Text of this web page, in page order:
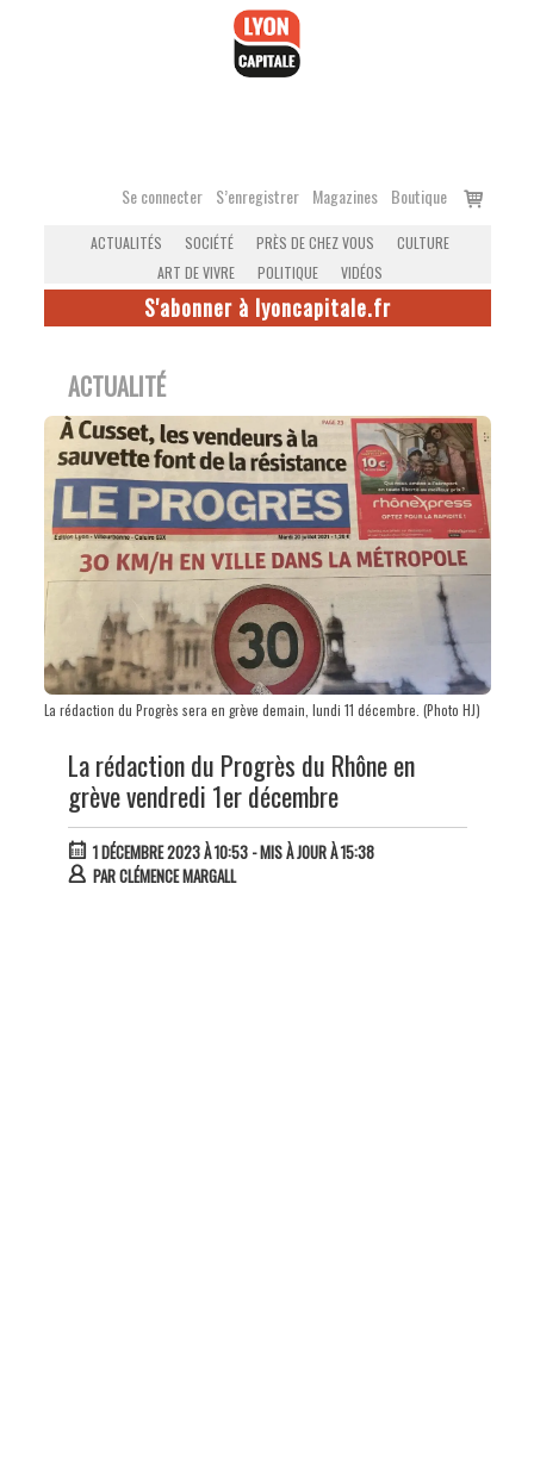
Se connecter S’enregistrer Magazines Boutique
Voir
ACTUALITÉS SOCIÉTÉ PRÈS DE CHEZ VOUS
CULTURE
ART DE VIVRE
POLITIQUE VIDÉOS
S'abonner à lyoncapitale.fr
ACTUALITÉ
La rédaction du Progrès sera en grève demain, lundi 11 décembre. (Photo HJ)
La rédaction du Progrès du Rhône en
grève vendredi 1er décembre
1 DÉCEMBRE 2023 À 10:53- MIS À JOUR À 15:38
PARCLÉMENCE MARGALL